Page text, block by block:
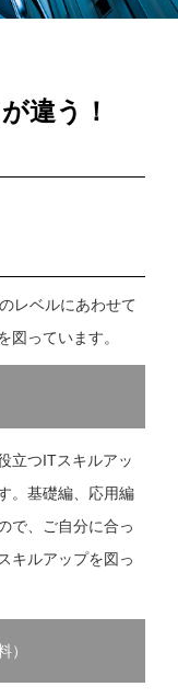
違う！
レベルにあわせて
図っています。
立つITスキルアッ
。基礎編、応用編
で、ご自分に合っ
キルアップを図っ
）